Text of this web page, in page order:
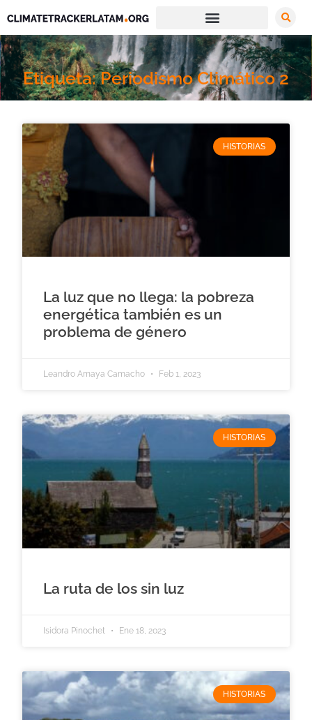
Etiqueta: Periodismo Climático 2
HISTORIAS
La luz que no llega: la pobreza
energética también es un
problema de género
Leandro Amaya Camacho Feb 1, 2023
HISTORIAS
La ruta de los sin luz
Isidora Pinochet Ene 18, 2023
HISTORIAS